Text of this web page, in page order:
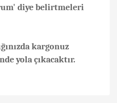
diye belirtmeleri
kargonuz
yola çıkacaktır.